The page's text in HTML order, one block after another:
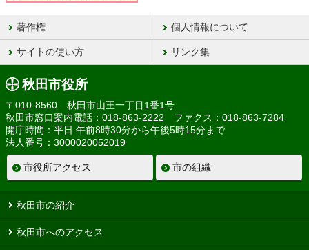
著作権 個人情報について
サイトの使い方 リンク集
秋田市役所
〒010-8560 秋田市山王一丁目1番1号
秋田市窓口案内電話：018-863-2222 ファクス：018-863-7284
開庁時間：平日 午前8時30分から午後5時15分まで
法人番号：3000020052019
市役所アクセス 市の組織
秋田市の紹介
秋田市へのアクセス